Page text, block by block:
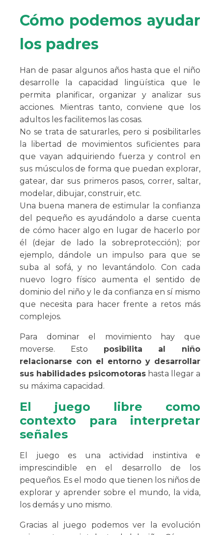
Cómo podemos ayudar
los padres
Han de pasar algunos años hasta que el niño
desarrolle la capacidad lingüística que le
permita planificar, organizar y analizar sus
acciones. Mientras tanto, conviene que los
adultos les facilitemos las cosas.
No se trata de saturarles, pero si posibilitarles
la libertad de movimientos suficientes para
que vayan adquiriendo fuerza y control en
sus músculos de forma que puedan explorar,
gatear, dar sus primeros pasos, correr, saltar,
modelar, dibujar, construir, etc.
Una buena manera de estimular la confianza
del pequeño es ayudándolo a darse cuenta
de cómo hacer algo en lugar de hacerlo por
él (dejar de lado la sobreprotección); por
ejemplo, dándole un impulso para que se
suba al sofá, y no levantándolo. Con cada
nuevo logro físico aumenta el sentido de
dominio del niño y le da confianza en sí mismo
que necesita para hacer frente a retos más
complejos.
Para dominar el movimiento hay que
moverse. Esto posibilita al niño
relacionarse con el entorno y desarrollar
sus habilidades psicomotoras hasta llegar a
su máxima capacidad.
El juego libre como
contexto para interpretar
señales
El juego es una actividad instintiva e
imprescindible en el desarrollo de los
pequeños. Es el modo que tienen los niños de
explorar y aprender sobre el mundo, la vida,
los demás y uno mismo.
Gracias al juego podemos ver la evolución